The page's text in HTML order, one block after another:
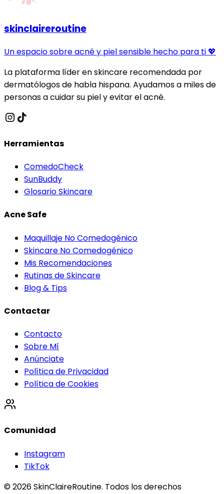
skinclaireroutine
Un espacio sobre acné y piel sensible hecho para ti 💖
La plataforma líder en skincare recomendada por
dermatólogos de habla hispana. Ayudamos a miles de
personas a cuidar su piel y evitar el acné.
Herramientas
ComedoCheck
SunBuddy
Glosario Skincare
Acne Safe
Maquillaje No Comedogénico
Skincare No Comedogénico
Mis Recomendaciones
Rutinas de Skincare
Blog & Tips
Contactar
Contacto
Sobre Mí
Anúnciate
Política de Privacidad
Política de Cookies
Comunidad
Instagram
TikTok
©2026SkinClaireRoutine. Todos los derechos